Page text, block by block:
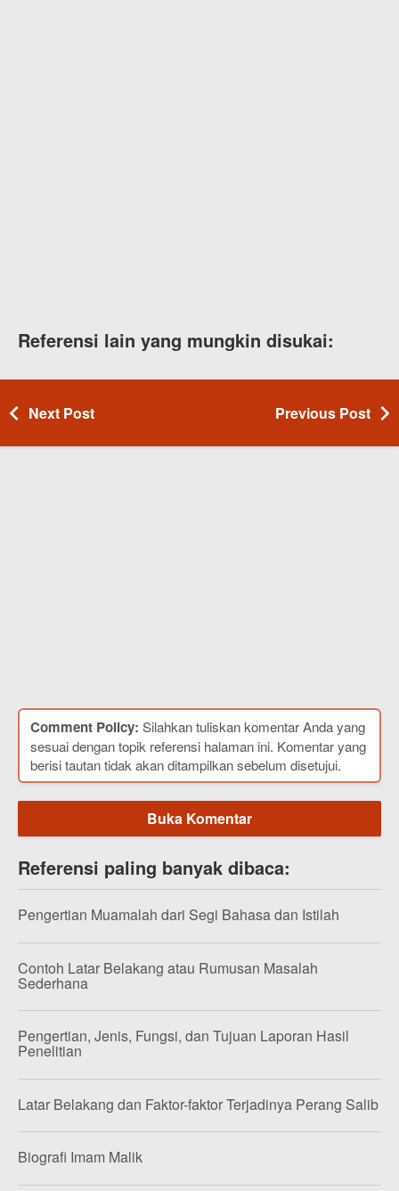
Referensi lain yang mungkin disukai:
Next Post Previous Post
Comment Policy: Silahkan tuliskan komentar Anda yang
sesuai dengan topik referensi halaman ini. Komentar yang
berisi tautan tidak akan ditampilkan sebelum disetujui.
Buka Komentar
Referensi paling banyak dibaca:
Pengertian Muamalah dari Segi Bahasa dan Istilah
Contoh Latar Belakang atau Rumusan Masalah
Sederhana
Pengertian, Jenis, Fungsi, dan Tujuan Laporan Hasil
Penelitian
Latar Belakang dan Faktor-faktor Terjadinya Perang Salib
Biografi Imam Malik